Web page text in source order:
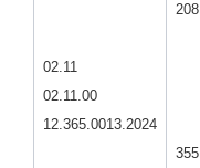
02.11
02.11.00
12.365.0013.2024
208
355